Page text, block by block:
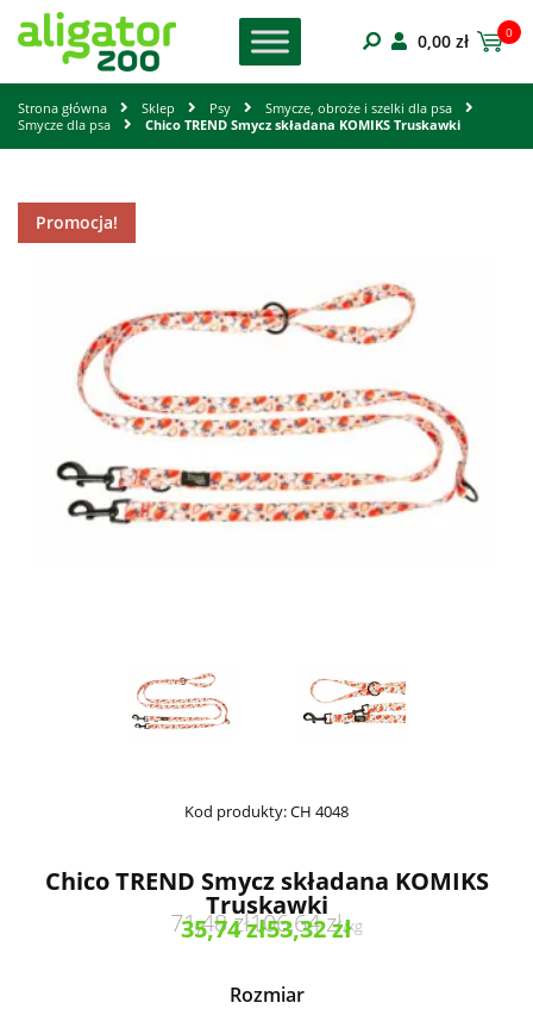
0,00 zł 0
Strona główna Sklep Psy
Smycze, obroże i szelki dla psa
Smycze dla psa
Chico TREND Smycz składana KOMIKS Truskawki
Promocja!
Kod produkty:CH 4048
Chico TREND Smycz składana KOMIKS
Truskawki
35,74zł53,32zł
71,48zł106,64zł/kg
Rozmiar